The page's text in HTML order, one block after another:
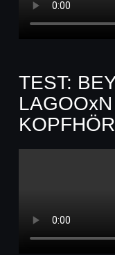
TEST: